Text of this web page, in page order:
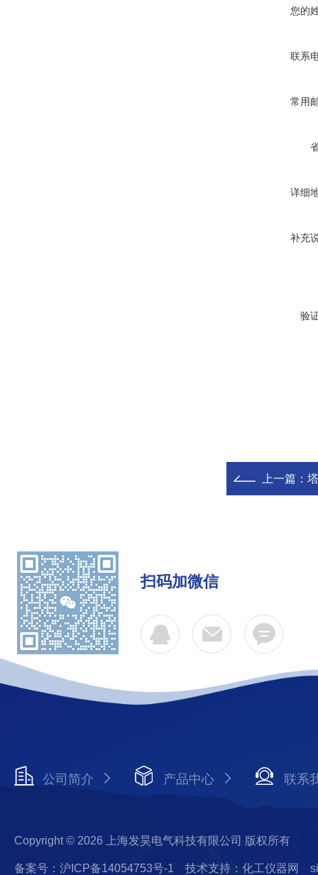
您的
联系
常用
详细
补充
验
上一篇：
扫码加微信
公司简介 产品中心 联系
Copyright © 2026 上海发昊电气科技有限公司 版权所有
备案号：沪ICP备14054753号-1 技术支持：化工仪器网